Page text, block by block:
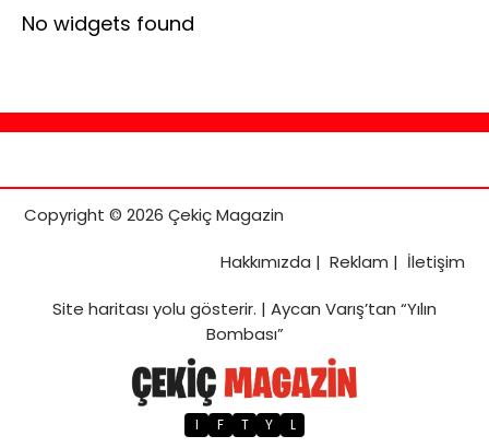
No widgets found
Copyright © 2026 Çekiç Magazin
Hakkımızda | Reklam | İletişim
Site haritasıyolu gösterir. | Aycan Varış’tan “Yılın
Bombası”
I F T Y L